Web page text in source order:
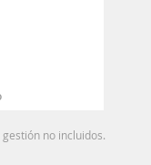
no incluidos.